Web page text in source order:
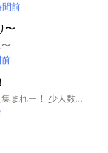
前
〜
ディズニーが好きな人集まれー！ 少人数ですがこつこつやってます！ #ディズニー #ディズニーリゾート #東京ディズニーリゾート #東京ディズニーリゾート #東京ディズニーランド #東京ディズニーシー